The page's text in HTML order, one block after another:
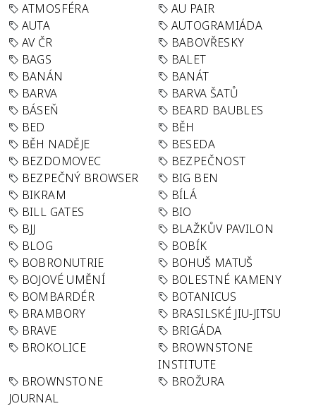
ATMOSFÉRA
AU PAIR
AUTA
AUTOGRAMIÁDA
AV ČR
BABOVŘESKY
BAGS
BALET
BANÁN
BANÁT
BARVA
BARVA ŠATŮ
BÁSEŇ
BEARD BAUBLES
BED
BĚH
BĚH NADĚJE
BESEDA
BEZDOMOVEC
BEZPEČNOST
BEZPEČNÝ BROWSER
BIG BEN
BIKRAM
BÍLÁ
BILL GATES
BIO
BJJ
BLAŽKŮV PAVILON
BLOG
BOBÍK
BOBRONUTRIE
BOHUŠ MATUŠ
BOJOVÉ UMĚNÍ
BOLESTNÉ KAMENY
BOMBARDÉR
BOTANICUS
BRAMBORY
BRASILSKÉ JIU-JITSU
BRAVE
BRIGÁDA
BROKOLICE
BROWNSTONE
INSTITUTE
BROWNSTONE
JOURNAL
BROŽURA